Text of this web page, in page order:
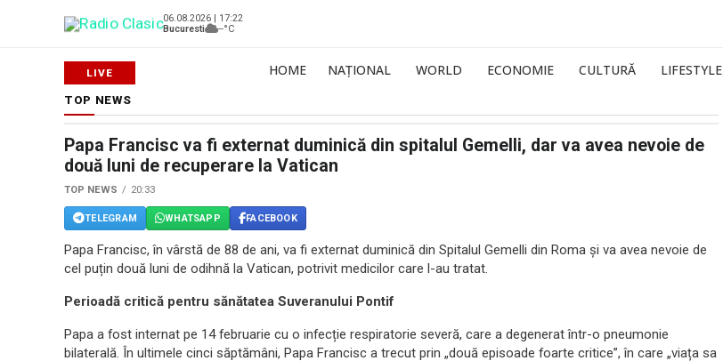
06.08.2026 | 17:22
Bucuresti
--°C
HOME NAȚIONAL WORLD ECONOMIE CULTURĂ LIFESTYLE
TOP NEWS
Papa Francisc va fi externat duminică din spitalul Gemelli, dar va avea nevoie de
două luni de recuperare la Vatican
TOP NEWS 20:33
TELEGRAM WHATSAPP FACEBOOK
Papa Francisc, în vârstă de 88 de ani, va fi externat duminică din Spitalul Gemelli din Roma și va avea nevoie de
cel puțin două luni de odihnă la Vatican, potrivit medicilor care l-au tratat.
Perioadă critică pentru sănătatea Suveranului Pontif
Papa a fost internat pe 14 februarie cu o infecție respiratorie severă, care a degenerat într-o pneumonie
bilaterală. În ultimele cinci săptămâni, Papa Francisc a trecut prin „două episoade foarte critice”, în care „viața sa